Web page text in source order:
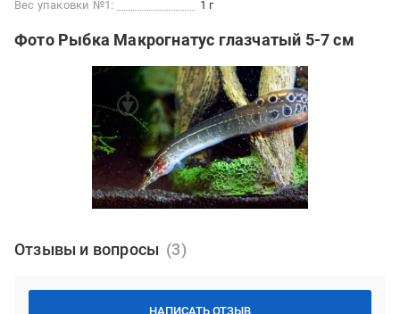
Вес упаковки №1: 1 г
Фото Рыбка Макрогнатус глазчатый 5-7 см
Отзывы и вопросы
НАПИСАТЬ ОТЗЫВ